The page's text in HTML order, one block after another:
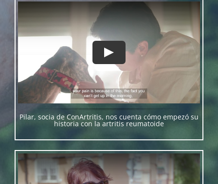
Pilar, socia de ConArtritis, nos cuenta cómo empezó su
historia con la artritis reumatoide